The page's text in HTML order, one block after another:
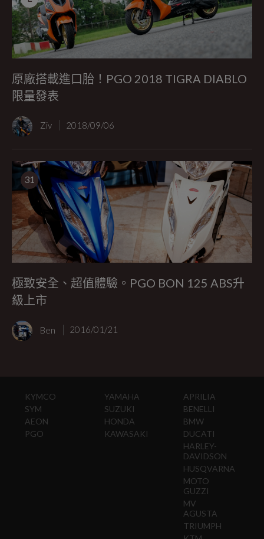
原廠搭載進口胎！PGO 2018 TIGRA DIABLO
限量發表
Ziv 2018/09/06
31
極致安全、超值體驗。PGO BON 125 ABS升
級上市
Ben 2016/01/21
KYMCO
SYM
AEON
PGO
YAMAHA
SUZUKI
HONDA
KAWASAKI
APRILIA
BENELLI
BMW
DUCATI
HARLEY-
DAVIDSON
HUSQVARNA
MOTO
GUZZI
MV
AGUSTA
TRIUMPH